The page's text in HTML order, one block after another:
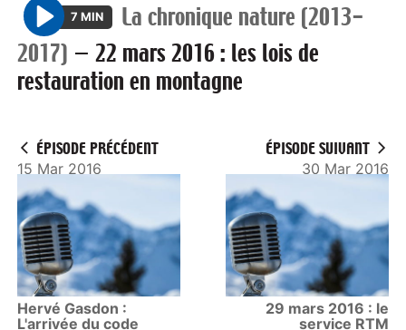
P
l
a
7 MIN
La chronique nature (2013-
2017) —22 mars 2016 : les lois de
restauration en montagne
ÉPISODE PRÉCÉDENT
15 Mar 2016
Hervé Gasdon :
L'arrivée du code
ÉPISODE SUIVANT
30 Mar 2016
29 mars 2016 : le
service RTM